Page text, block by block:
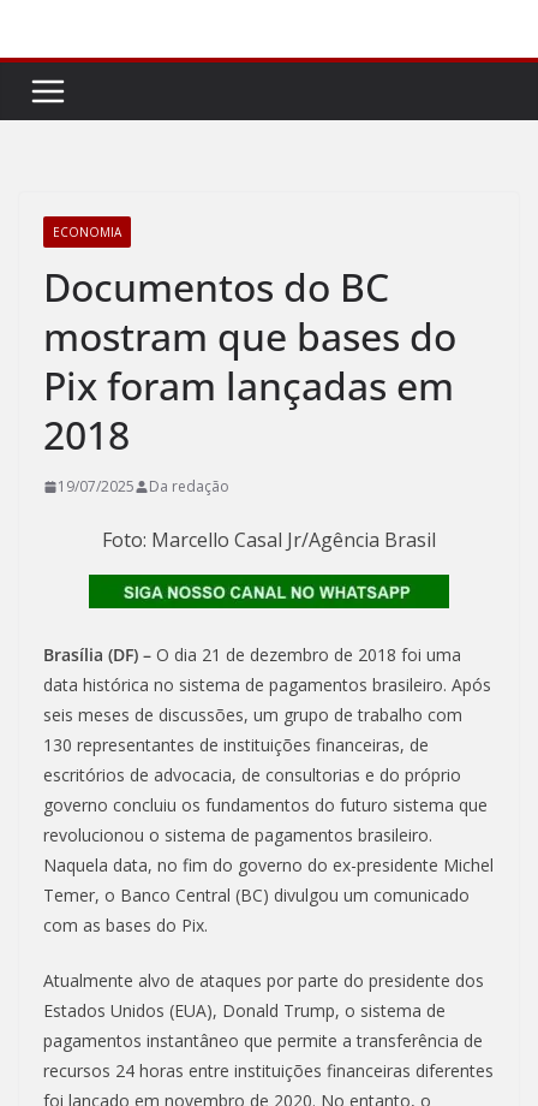
conteúdo
ECONOMIA
Documentos do BC
mostram que bases do
Pix foram lançadas em
2018
19/07/2025 Da redação
Foto: Marcello Casal Jr/Agência Brasil
Brasília (DF) – O dia 21 de dezembro de 2018 foi uma
data histórica no sistema de pagamentos brasileiro. Após
seis meses de discussões, um grupo de trabalho com
130 representantes de instituições financeiras, de
escritórios de advocacia, de consultorias e do próprio
governo concluiu os fundamentos do futuro sistema que
revolucionou o sistema de pagamentos brasileiro.
Naquela data, no fim do governo do ex-presidente Michel
Temer, o Banco Central (BC) divulgou um comunicado
com as bases do Pix.
Atualmente alvo de ataques por parte do presidente dos
Estados Unidos (EUA), Donald Trump, o sistema de
pagamentos instantâneo que permite a transferência de
recursos 24 horas entre instituições financeiras diferentes
foi lançado em novembro de 2020. No entanto, o